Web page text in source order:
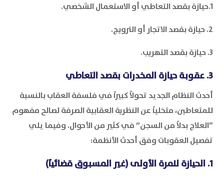
1.حيازة بقصد التعاطي أو الاستعمال الشخصي.
2. حيازة بقصد الاتجار أو الترويج.
3. حيازة بقصد التهريب.
3. عقوبة حيازة المخدرات بقصد التعاطي
أحدث النظام الجديد تحولاً كبيراً في فلسفة العقاب بالنسبة
للمتعاطين، متخلياً عن النظرية العقابية الصرفة لصالح مفهوم
“العلاج بدلاً من السجن” في كثير من الأحوال. وفيما يلي
تفصيل العقوبات وفق أحدث الأنظمة:
1. الحيازة للمرة الأولى (غير المسبوق قضائياً)